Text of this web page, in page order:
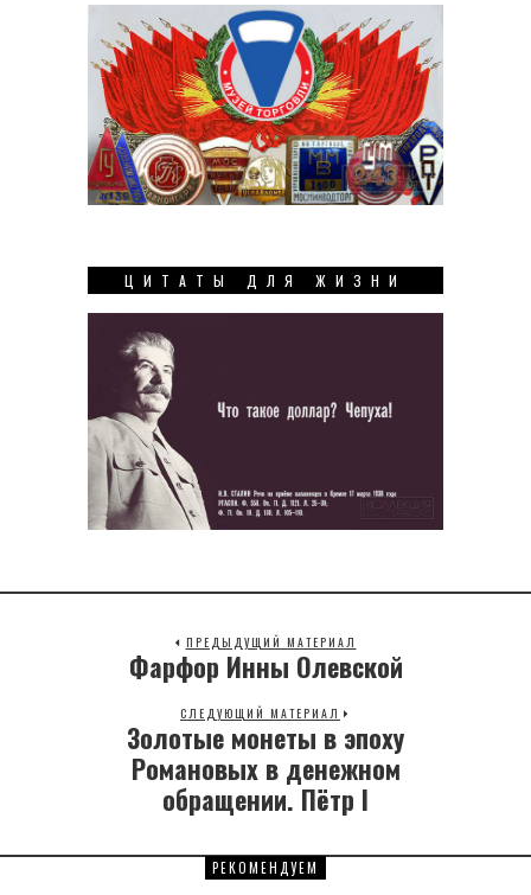
ЦИТАТЫ ДЛЯ ЖИЗНИ
ПРЕДЫДУЩИЙ МАТЕРИАЛ
Previous
Фарфор Инны Олевской
СЛЕДУЮЩИЙ МАТЕРИАЛ
Next
Золотые монеты в эпоху
Романовых в денежном
обращении. Пётр I
РЕКОМЕНДУЕМ